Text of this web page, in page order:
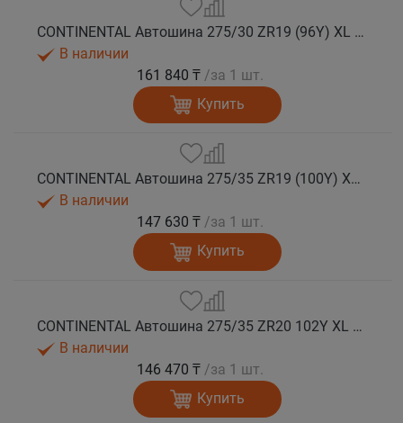
CONTINENTAL Автошина 275/30 ZR19 (96Y) XL FR SportContact 7 лето
В наличии
161 840 ₸ /за 1 шт.
Купить
CONTINENTAL Автошина 275/35 ZR19 (100Y) XL FR SportContact 7 лето
В наличии
147 630 ₸ /за 1 шт.
Купить
CONTINENTAL Автошина 275/35 ZR20 102Y XL FR SportContact 7 лето
В наличии
146 470 ₸ /за 1 шт.
Купить